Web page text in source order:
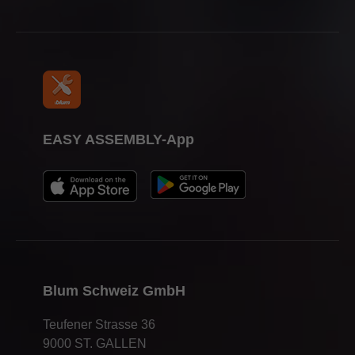
Blum Schweiz GmbH
Teufener Strasse 36
9000 ST. GALLEN
EASY ASSEMBLY-App